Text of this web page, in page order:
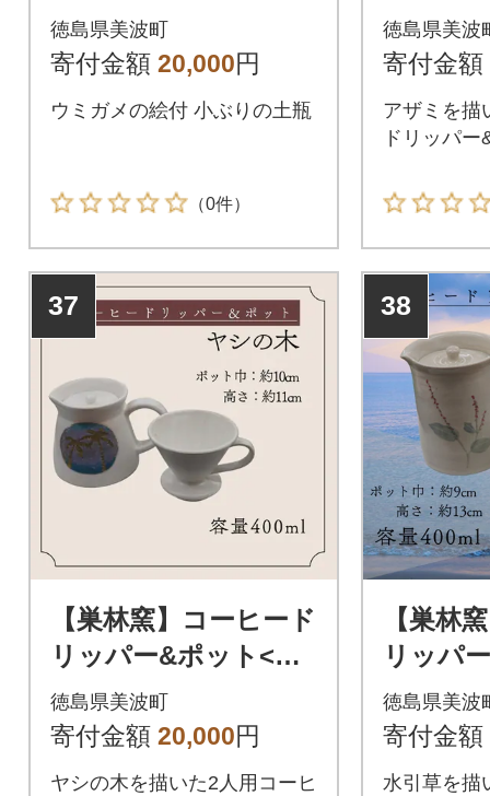
徳島県美波町
寄付金額 20,000円
ウミガメの絵付 小ぶりの土瓶
（0件）
ザミ>
徳島県美波
寄付金額
アザミを描
ドリッパー
37
【巣林窯】コーヒード
リッパー&ポット<ヤ
シの木>
徳島県美波町
寄付金額 20,000円
ヤシの木を描いた2人用コーヒ
38
【巣林
リッパ
引>
徳島県美波
寄付金額
水引草を描